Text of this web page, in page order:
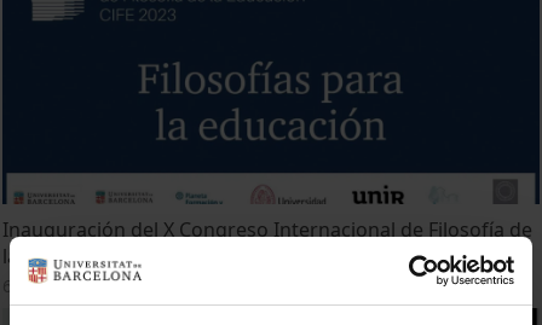
Inauguración del X Congreso Internacional de Filosofía de
la Educación
6 September, 2023